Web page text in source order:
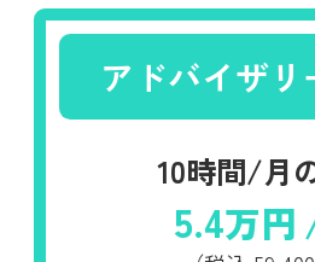
アドバイザリ
10時間/月
5.4万円